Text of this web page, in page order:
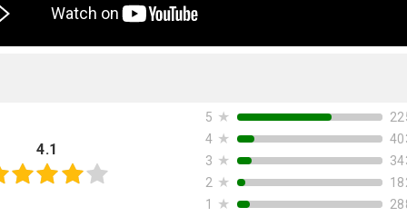
4.1
5 ★
4 ★
3 ★
2 ★
1
★